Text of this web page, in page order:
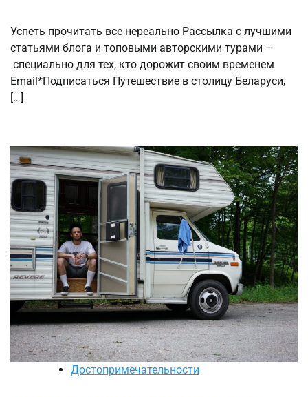
Успеть прочитать все нереально Рассылка с лучшими
статьями блога и топовыми авторскими турами –
специально для тех, кто дорожит своим временем
Email*Подписаться Путешествие в столицу Беларуси,
[…]
Достопримечательности